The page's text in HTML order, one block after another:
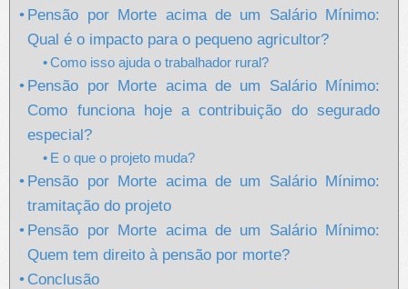
Pensão por Morte acima de um Salário Mínimo:
Qual é o impacto para o pequeno agricultor?
Como isso ajuda o trabalhador rural?
Pensão por Morte acima de um Salário Mínimo:
Como funciona hoje a contribuição do segurado
especial?
E o que o projeto muda?
Pensão por Morte acima de um Salário Mínimo:
tramitação do projeto
Pensão por Morte acima de um Salário Mínimo:
Quem tem direito à pensão por morte?
Conclusão